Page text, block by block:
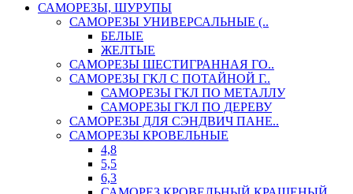
САМОРЕЗЫ, ШУРУПЫ
САМОРЕЗЫ УНИВЕРСАЛЬНЫЕ (..
БЕЛЫЕ
ЖЕЛТЫЕ
САМОРЕЗЫ ШЕСТИГРАННАЯ ГО..
САМОРЕЗЫ ГКЛ С ПОТАЙНОЙ Г..
САМОРЕЗЫ ГКЛ ПО МЕТАЛЛУ
САМОРЕЗЫ ГКЛ ПО ДЕРЕВУ
САМОРЕЗЫ ДЛЯ СЭНДВИЧ ПАНЕ..
САМОРЕЗЫ КРОВЕЛЬНЫЕ
4,8
5,5
6,3